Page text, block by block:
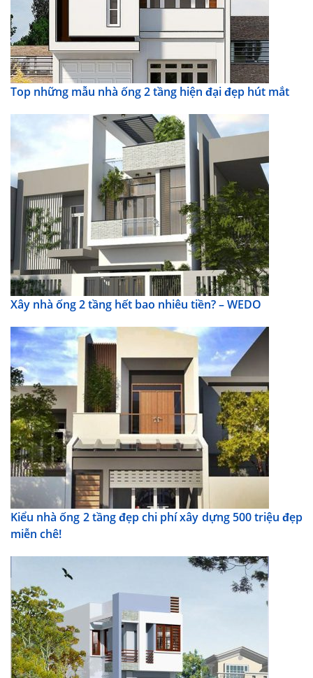
Top những mẫu nhà ống 2 tầng hiện đại đẹp hút mắt
Xây nhà ống 2 tầng hết bao nhiêu tiền? – WEDO
Kiểu nhà ống 2 tầng đẹp chi phí xây dựng 500 triệu đẹp
miễn chê!